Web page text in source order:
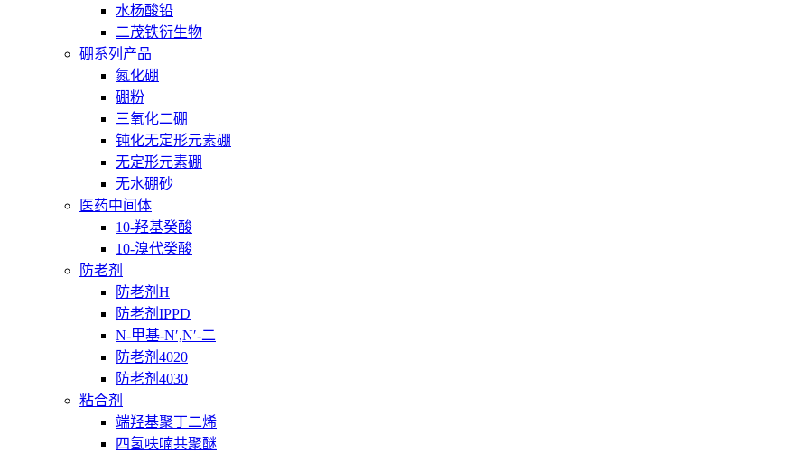
水杨酸铅
二茂铁衍生物
硼系列产品
氮化硼
硼粉
三氧化二硼
钝化无定形元素硼
无定形元素硼
无水硼砂
医药中间体
10-羟基癸酸
10-溴代癸酸
防老剂
防老剂H
防老剂IPPD
N-甲基-N′,N′-二
防老剂4020
防老剂4030
粘合剂
端羟基聚丁二烯
四氢呋喃共聚醚